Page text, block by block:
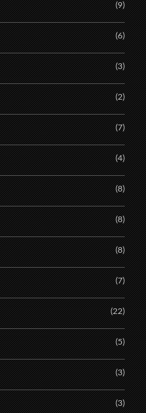
(9)
(6)
(3)
(2)
(7)
(4)
(8)
(8)
(8)
(7)
(22)
(5)
(3)
(3)